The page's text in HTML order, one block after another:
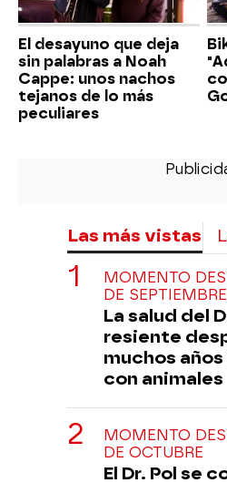
El desayuno que deja
sin palabras a Noah
Cappe: unos nachos
tejanos de lo más
peculiares
Las más vistas
MOMENTO
DE SEPTIEMBRE
La salud del
resiente
muchos
con animales
MOMENTO
DE OCTUBRE
El Dr. Pol se